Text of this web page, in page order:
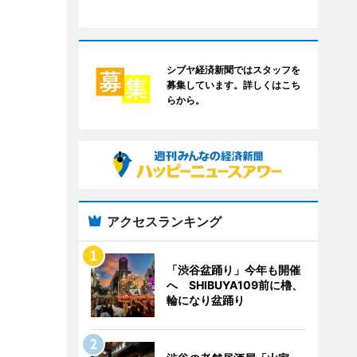
シブヤ経済新聞ではスタッフを
募集しています。詳しくはこち
らから。
アクセスランキング
「渋谷盆踊り」今年も開催
へ SHIBUYA109前に櫓、
輪になり盆踊り